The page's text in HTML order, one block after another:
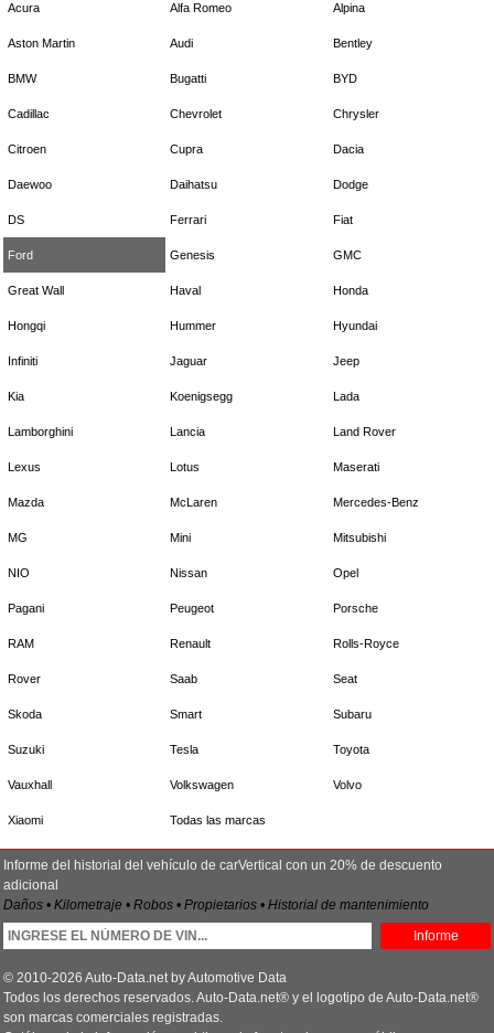
Acura Alfa Romeo Alpina
Aston Martin Audi Bentley
BMW Bugatti BYD
Cadillac Chevrolet Chrysler
Citroen Cupra Dacia
Daewoo Daihatsu Dodge
DS Ferrari Fiat
Ford Genesis GMC
Great Wall Haval Honda
Hongqi Hummer Hyundai
Infiniti Jaguar Jeep
Kia Koenigsegg Lada
Lamborghini Lancia Land Rover
Lexus Lotus Maserati
Mazda McLaren Mercedes-Benz
MG Mini Mitsubishi
NIO Nissan Opel
Pagani Peugeot Porsche
RAM Renault Rolls-Royce
Rover Saab Seat
Skoda Smart Subaru
Suzuki Tesla Toyota
Vauxhall Volkswagen Volvo
Xiaomi Todas las marcas
Informe del historial del vehículo de carVertical con un 20% de descuento
adicional
Daños • Kilometraje • Robos • Propietarios • Historial de mantenimiento
Informe
© 2010-2026 Auto-Data.net by Automotive Data
Todos los derechos reservados. Auto-Data.net® y el logotipo de Auto-Data.net®
son marcas comerciales registradas.